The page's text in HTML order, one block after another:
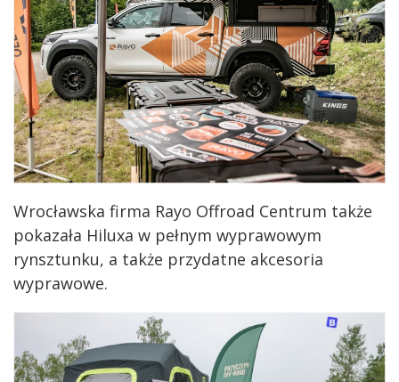
Wrocławska firma Rayo Offroad Centrum także
pokazała Hiluxa w pełnym wyprawowym
rynsztunku, a także przydatne akcesoria
wyprawowe.